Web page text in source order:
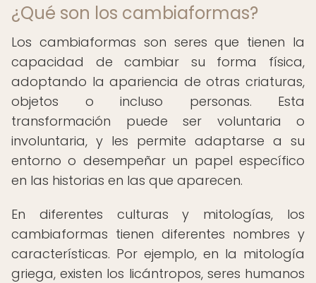
¿Qué son los cambiaformas?
Los cambiaformas son seres que tienen la
capacidad de cambiar su forma física,
adoptando la apariencia de otras criaturas,
objetos o incluso personas. Esta
transformación puede ser voluntaria o
involuntaria, y les permite adaptarse a su
entorno o desempeñar un papel específico
en las historias en las que aparecen.
En diferentes culturas y mitologías, los
cambiaformas tienen diferentes nombres y
características. Por ejemplo, en la mitología
griega, existen los licántropos, seres humanos